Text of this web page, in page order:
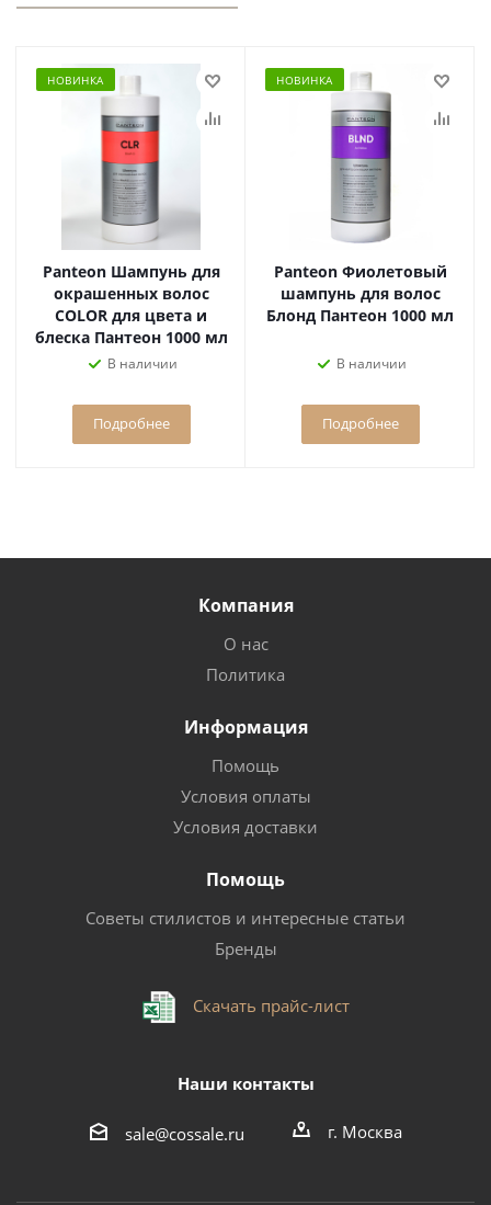
НОВИНКА
Panteon Шампунь для
окрашенных волос
COLOR для цвета и
блеска Пантеон 1000 мл
В наличии
Подробнее
НОВИНКА
Panteon Фиолетовый
шампунь для волос
Блонд Пантеон 1000 мл
В наличии
Подробнее
Компания
О нас
Политика
Информация
Помощь
Условия оплаты
Условия доставки
Помощь
Советы стилистов и интересные статьи
Бренды
Скачать прайс-лист
Наши контакты
sale@cossale.ru г. Москва